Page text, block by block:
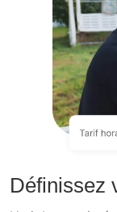
Définissez